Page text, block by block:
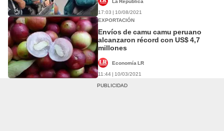
La República
17:03 | 10/08/2021
EXPORTACIÓN
Envíos de camu camu peruano
alcanzaron récord con US$ 4,7
millones
Economía LR
11:44 | 10/03/2021